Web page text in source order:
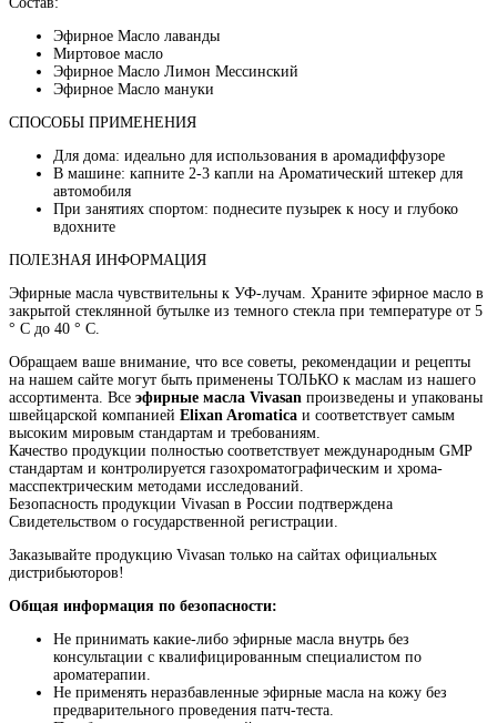
Эфирное Mасло лаванды
Миртовое масло
Эфирное Mасло Лимон Mессинский
Эфирное Mасло мануки
СПОСОБЫ ПРИМЕНЕНИЯ
Для дома: идеально для использования в аромадиффузоре
В машине: капните 2-3 капли на Ароматический штекер для
автомобиля
При занятиях спортом: поднесите пузырек к носу и глубоко
вдохните
ПОЛЕЗНАЯ ИНФОРМАЦИЯ
Эфирные масла чувствительны к УФ-лучам. Храните эфирное масло в
закрытой стеклянной бутылке из темного стекла при температуре от 5
° C до 40 ° C.
Обращаем ваше внимание, что все советы, рекомендации и рецепты
на нашем сайте могут быть применены ТОЛЬКО к маслам из нашего
ассортимента. Все эфирные масла Vivasan произведены и упакованы
швейцарской компанией Elixan Aromatica и соответствует самым
высоким мировым стандартам и требованиям.
Качество продукции полностью соответствует международным GMP
стандартам и контролируется газохроматографическим и хрома-
масспектрическим методами исследований.
Безопасность продукции Vivasan в России подтверждена
Свидетельством о государственной регистрации.
Заказывайте продукцию Vivasan только на сайтах официальных
дистрибьюторов!
Общая информация по безопасности:
Не принимать какие-либо эфирные масла внутрь без
консультации с квалифицированным специалистом по
ароматерапии.
Не применять неразбавленные эфирные масла на кожу без
предварительного проведения патч-теста.